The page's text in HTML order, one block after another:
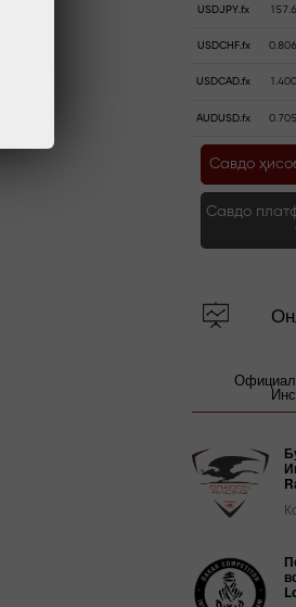
USDJPY.fx
USDCHF.fx
USDCAD.fx
AUDUSD.fx
Савдо
Савдо